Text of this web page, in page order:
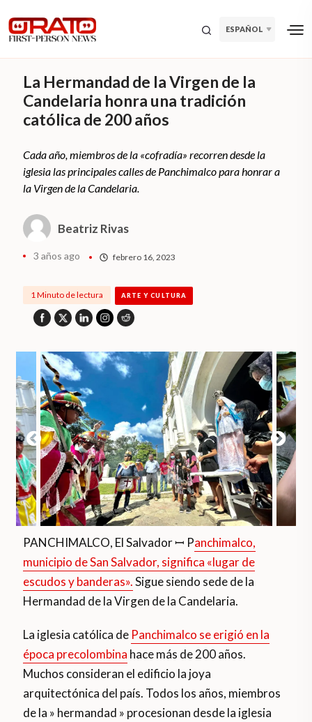
ESPAÑOL
La Hermandad de la Virgen de la
Candelaria honra una tradición
católica de 200 años
Cada año, miembros de la «cofradía» recorren desde la
iglesia las principales calles de Panchimalco para honrar a
la Virgen de la Candelaria.
Beatriz Rivas
3 años ago febrero 16, 2023
1 Minuto de lectura ARTE Y CULTURA
PANCHIMALCO, El Salvador ꟷ Panchimalco,
municipio de San Salvador, significa «lugar de
escudos y banderas».Sigue siendo sede de la
Hermandad de la Virgen de la Candelaria.
La iglesia católica de Panchimalco se erigió en la
época precolombina hace más de 200 años.
Muchos consideran el edificio la joya
arquitectónica del país. Todos los años, miembros
de la » hermandad » procesionan desde la iglesia